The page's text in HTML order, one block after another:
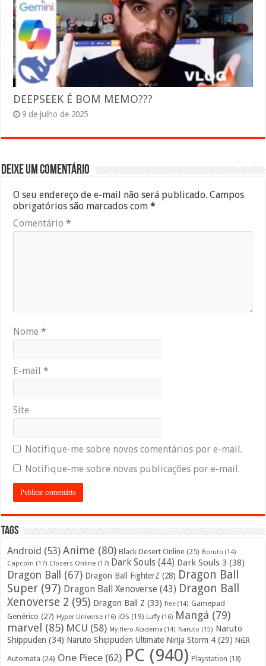
DEEPSEEK É BOM MEMO???
9 de julho de 2025
Deixe um comentário
O seu endereço de e-mail não será publicado. Campos
obrigatórios são marcados com*
Comentário*
Nome*
E-mail*
Site
Notifique-me sobre novos comentários por e-mail.
Notifique-me sobre novas publicações por e-mail.
Tags
Android (53) Anime (80) Black Desert Online (25) Boruto (14)
Capcom (17) Closers Online (17) Dark Souls (44) Dark Souls 3 (38)
Dragon Ball (67) Dragon Ball FighterZ (28) Dragon Ball
Super (97) Dragon Ball Xenoverse (43) Dragon Ball
Xenoverse 2 (95) Dragon Ball Z (33) free (14) Gamepad
Genérico (27) Hyper Universe (16) iOS (19) Luffy(16) Mangá (79)
marvel (85) MCU (58) My Hero Academia (14) Naruto (15) Naruto
Shippuden (34) Naruto Shippuden Ultimate Ninja Storm 4 (29) NiER
Automata (24) One Piece (62) PC (940) Playstation (18)